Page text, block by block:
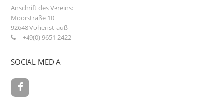
Anschrift des Vereins:
Moorstraße 10
92648Vohenstrauß
+49(0) 9651-2422
SOCIAL MEDIA